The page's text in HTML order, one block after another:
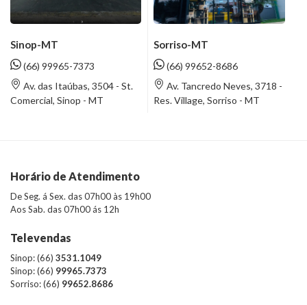
Sinop-MT
(66) 99965-7373
Av. das Itaúbas, 3504 - St.
Comercial, Sinop - MT
Sorriso-MT
(66) 99652-8686
Av. Tancredo Neves, 3718 -
Res. Village, Sorriso - MT
Horário de Atendimento
De Seg. á Sex. das 07h00 às 19h00
Aos Sab. das 07h00 ás 12h
Televendas
Sinop: (66) 3531.1049
Sinop: (66) 99965.7373
Sorriso: (66) 99652.8686